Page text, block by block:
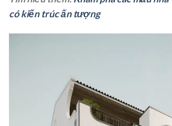
có kiến trúc ấn tượng